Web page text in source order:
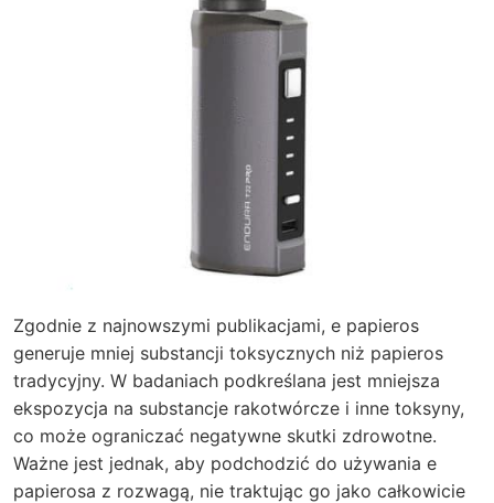
Zgodnie z najnowszymi publikacjami, e papieros
generuje mniej substancji toksycznych niż papieros
tradycyjny. W badaniach podkreślana jest mniejsza
ekspozycja na substancje rakotwórcze i inne toksyny,
co może ograniczać negatywne skutki zdrowotne.
Ważne jest jednak, aby podchodzić do używania e
papierosa z rozwagą, nie traktując go jako całkowicie